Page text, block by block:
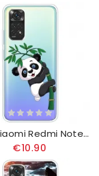
Θήκη Xiaomi Redmi Note 11 / 11S Panda On Bamboo
€10.90